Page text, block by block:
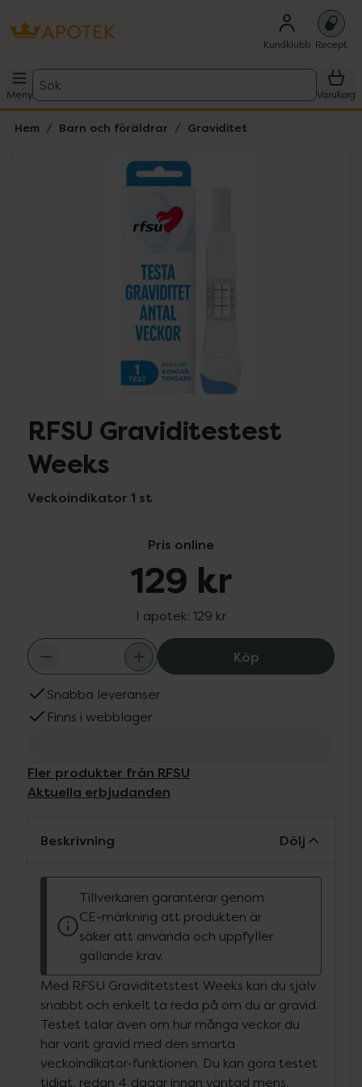
Kundklubb Recept
Meny
Sök
Varukorg
Hem Barn och föräldrar Graviditet
Lista: . Innehåller 1 objekt.
RFSU Graviditestest
Weeks
Veckoindikator 1 st
Pris online
129 kr
I apotek: 129 kr
KöpRFSU
Snabba leveranser
Finns i webblager
Fler produkter från RFSU
Aktuella erbjudanden
Beskrivning Dölj
Tillverkaren garanterar genom
CE-märkning att produkten är
säker att använda och uppfyller
gällande krav.
Med RFSU Graviditetstest Weeks kan du själv
snabbt och enkelt ta reda på om du är gravid.
Testet talar även om hur många veckor du
har varit gravid med den smarta
veckoindikator-funktionen. Du kan göra testet
tidigt, redan 4 dagar innan väntad mens.